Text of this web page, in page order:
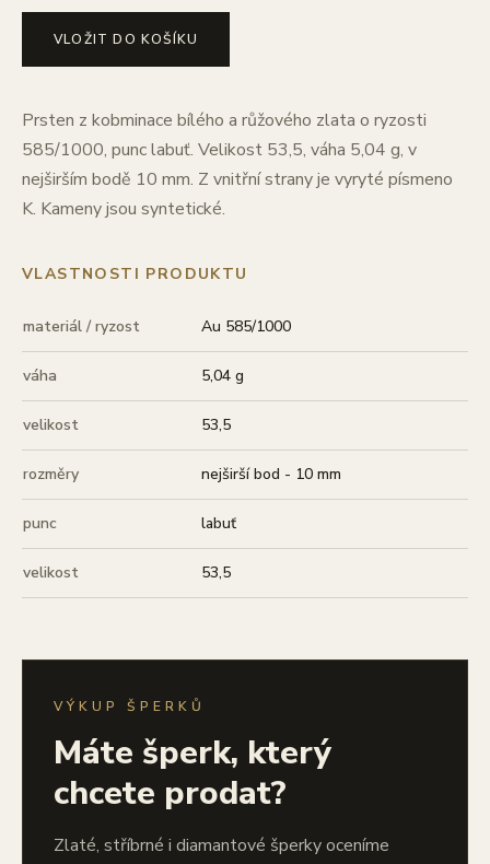
VLOŽIT DO KOŠÍKU
Prsten z kobminace bílého a růžového zlata o ryzosti
585/1000, punc labuť. Velikost 53,5, váha 5,04 g, v
nejširším bodě 10 mm. Z vnitřní strany je vyryté písmeno
K. Kameny jsou syntetické.
VLASTNOSTI PRODUKTU
materiál / ryzost Au 585/1000
váha 5,04 g
velikost 53,5
rozměry nejširší bod - 10 mm
punc labuť
velikost 53,5
VÝKUP ŠPERKŮ
Máte šperk, který
chcete prodat?
Zlaté, stříbrné i diamantové šperky oceníme